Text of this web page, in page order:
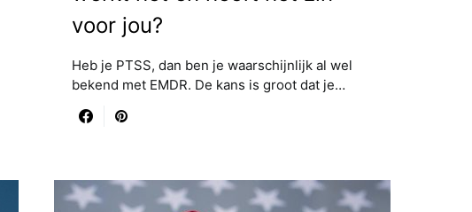
voor jou?
Heb je PTSS, dan ben je waarschijnlijk al wel
bekend met EMDR. De kans is groot dat je…